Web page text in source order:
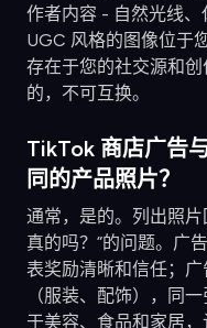
作者内容 - 自然光线、
UGC 风格的图像位于
存在于您的社交源和
的，不可互换。
TikTok 商店广告
同的产品照片？
通常，是的。列出照
真的吗？”的问题。广
表奖励清晰和信任；
（服装、配饰），同
于美容、食品和家居，